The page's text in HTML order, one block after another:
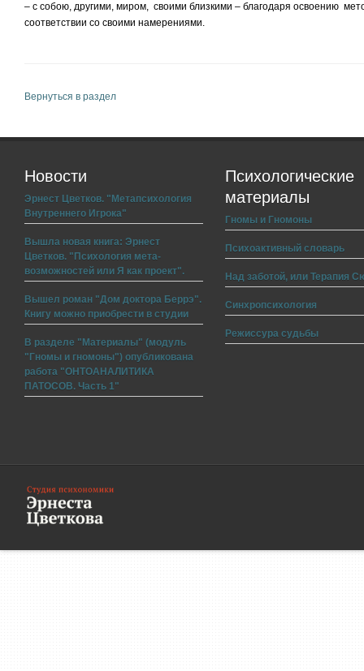
– с собою, другими, миром, своими близкими – благодаря освоению
соответствии со своими намерениями.
Вернуться в раздел
Новости
Эрнест Цветков. "Метапсихология
Внутреннего Игрока"
Вышла новая книга: Эрнест
Цветков. "Психология мета-
возможностей или Я как проект".
Вышел роман "Дом доктора Беррэ".
Книгу можно приобрести в студии
В разделе "Материалы" (модуль
"Гномы и гномоны") опубликована
работа "ОНТОАНАЛИТИКА
ПАТОСОВ. Часть 1"
Психологические
материалы
Гномы и Гномоны
Психоактивный словарь
Над заботой, или Терапия
Синхропсихология
Режиссура судьбы